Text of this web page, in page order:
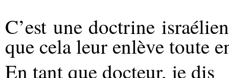
C’est une doctrine
que cela leur enlève toute
En tant que docteur, je dis